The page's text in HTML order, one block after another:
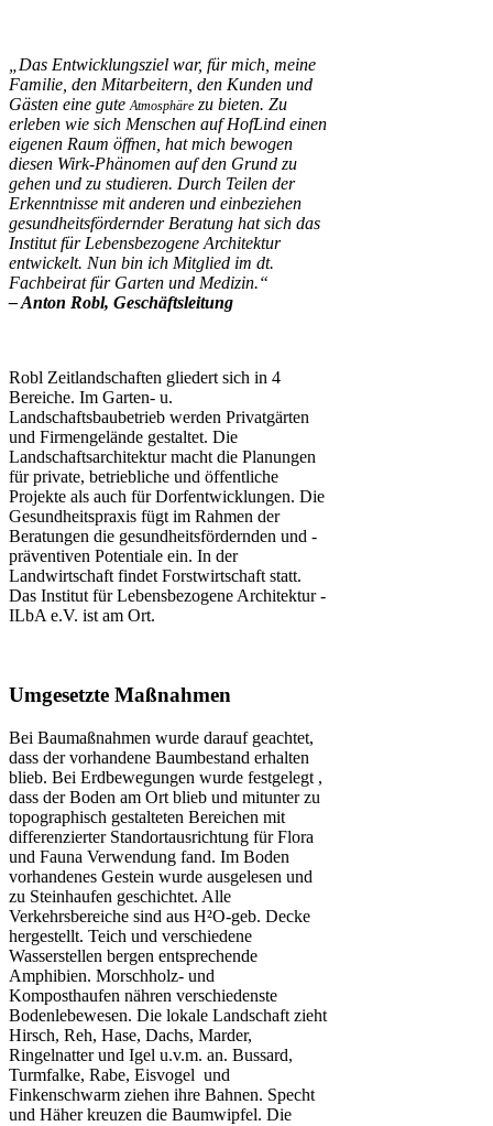
„Das Entwicklungsziel war, für mich, meine
Familie, den Mitarbeitern, den Kunden und
Gästen eine gute Atmosphäre zu bieten. Zu
erleben wie sich Menschen auf HofLind einen
eigenen Raum öffnen, hat mich bewogen
diesen Wirk-Phänomen auf den Grund zu
gehen und zu studieren. Durch Teilen der
Erkenntnisse mit anderen und einbeziehen
gesundheitsfördernder Beratung hat sich das
Institut für Lebensbezogene Architektur
entwickelt. Nun bin ich Mitglied im dt.
Fachbeirat für Garten und Medizin.“
– Anton Robl, Geschäftsleitung
Robl Zeitlandschaften gliedert sich in 4
Bereiche. Im Garten- u.
Landschaftsbaubetrieb werden Privatgärten
und Firmengelände gestaltet. Die
Landschaftsarchitektur macht die Planungen
für private, betriebliche und öffentliche
Projekte als auch für Dorfentwicklungen. Die
Gesundheitspraxis fügt im Rahmen der
Beratungen die gesundheitsfördernden und -
präventiven Potentiale ein. In der
Landwirtschaft findet Forstwirtschaft statt.
Das Institut für Lebensbezogene Architektur -
ILbA e.V. ist am Ort.
Umgesetzte Maßnahmen
Bei Baumaßnahmen wurde darauf geachtet,
dass der vorhandene Baumbestand erhalten
blieb. Bei Erdbewegungen wurde festgelegt ,
dass der Boden am Ort blieb und mitunter zu
topographisch gestalteten Bereichen mit
differenzierter Standortausrichtung für Flora
und Fauna Verwendung fand. Im Boden
vorhandenes Gestein wurde ausgelesen und
zu Steinhaufen geschichtet. Alle
Verkehrsbereiche sind aus H²O-geb. Decke
hergestellt. Teich und verschiedene
Wasserstellen bergen entsprechende
Amphibien. Morschholz- und
Komposthaufen nähren verschiedenste
Bodenlebewesen. Die lokale Landschaft zieht
Hirsch, Reh, Hase, Dachs, Marder,
Ringelnatter und Igel u.v.m. an. Bussard,
Turmfalke, Rabe, Eisvogel und
Finkenschwarm ziehen ihre Bahnen. Specht
und Häher kreuzen die Baumwipfel. Die